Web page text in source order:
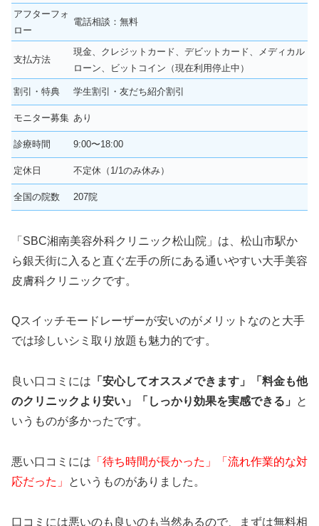
アフターフォ
ロー
電話相談：無料
支払方法
現金、クレジットカード、デビットカード、メディカル
ローン、ビットコイン（現在利用停止中）
割引・特典 学生割引・友だち紹介割引
モニター募集 あり
診療時間 9:00〜18:00
定休日 不定休（1/1のみ休み）
全国の院数 207院
「SBC湘南美容外科クリニック松山院」は、松山市駅か
ら銀天街に入ると直ぐ左手の所にある通いやすい大手美容
皮膚科クリニックです。
Qスイッチモードレーザーが安いのがメリットなのと大手
では珍しいシミ取り放題も魅力的です。
良い口コミには 「安心してオススメできます」「料金も他
のクリニックより安い」「しっかり効果を実感できる」
と
いうものが多かったです。
悪い口コミには 「待ち時間が長かった」「流れ作業的な対
応だった」
というものがありました。
口コミには悪いのも良いのも当然あるので、まずは無料相